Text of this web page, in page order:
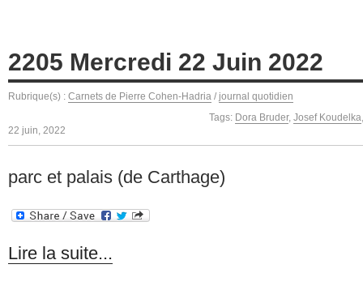
2205 Mercredi 22 Juin 2022
Rubrique(s) : Carnets de Pierre Cohen-Hadria / journal quotidien
Tags: Dora Bruder, Josef Koudelka
22 juin, 2022
parc et palais (de Carthage)
Lire la suite...